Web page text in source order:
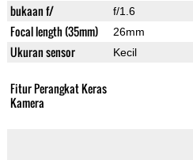
bukaan f/ f/1.6
Focal length (35mm) 26mm
Ukuran sensor Kecil
Fitur Perangkat Keras
Kamera